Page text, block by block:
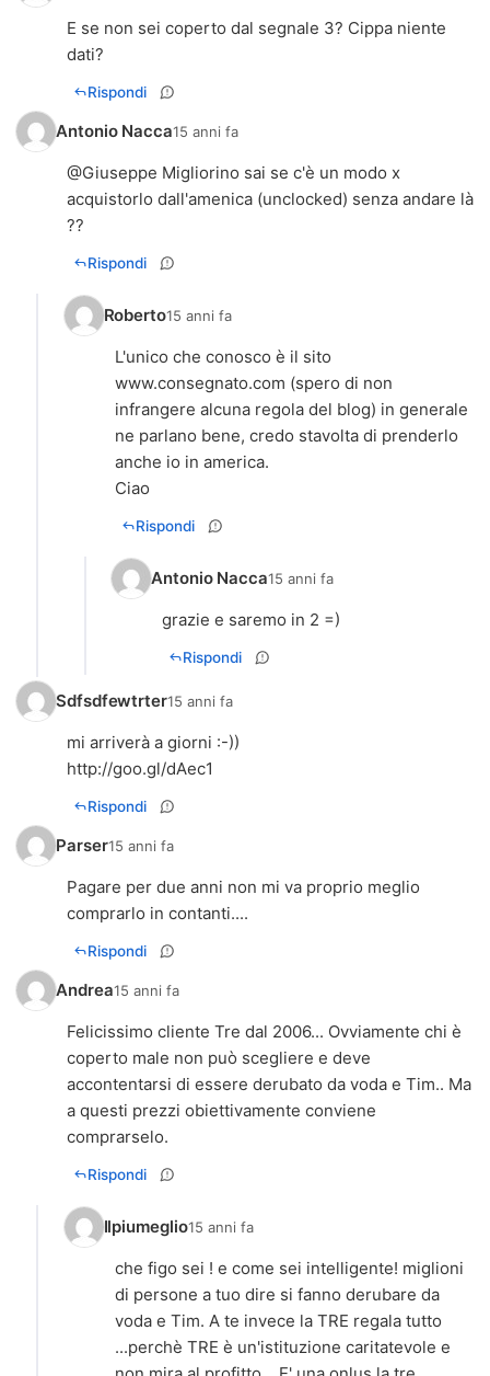
E se non sei coperto dal segnale 3? Cippa niente
dati?
Rispondi
Antonio Nacca15 anni fa
@Giuseppe Migliorino sai se c'è un modo x
acquistorlo dall'amenica (unclocked) senza andare là
??
Rispondi
Roberto15 anni fa
L'unico che conosco è il sito
www.consegnato.com (spero di non
infrangere alcuna regola del blog) in generale
ne parlano bene, credo stavolta di prenderlo
anche io in america.
Ciao
Rispondi
Antonio Nacca15 anni fa
grazie e saremo in 2 =)
Rispondi
Sdfsdfewtrter15 anni fa
http://goo.gl/dAec1
Rispondi
Parser15 anni fa
Pagare per due anni non mi va proprio meglio
comprarlo in contanti....
Rispondi
Andrea15 anni fa
Felicissimo cliente Tre dal 2006... Ovviamente chi è
coperto male non può scegliere e deve
accontentarsi di essere derubato da voda e Tim.. Ma
a questi prezzi obiettivamente conviene
comprarselo.
Rispondi
Ilpiumeglio15 anni fa
che figo sei ! e come sei intelligente! miglioni
di persone a tuo dire si fanno derubare da
voda e Tim. A te invece la TRE regala tutto
...perchè TRE è un'istituzione caritatevole e